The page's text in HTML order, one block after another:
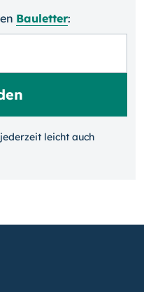
Bauletter:
leicht auch